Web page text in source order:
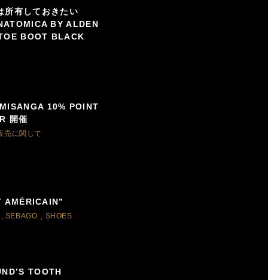
所有しておきたい
BY ALDEN
BOOT BLACK
MISANGA 10% POINT
開催
売に関して
AMÉRICAIN”
SEBAGO SHOES
TOOTH